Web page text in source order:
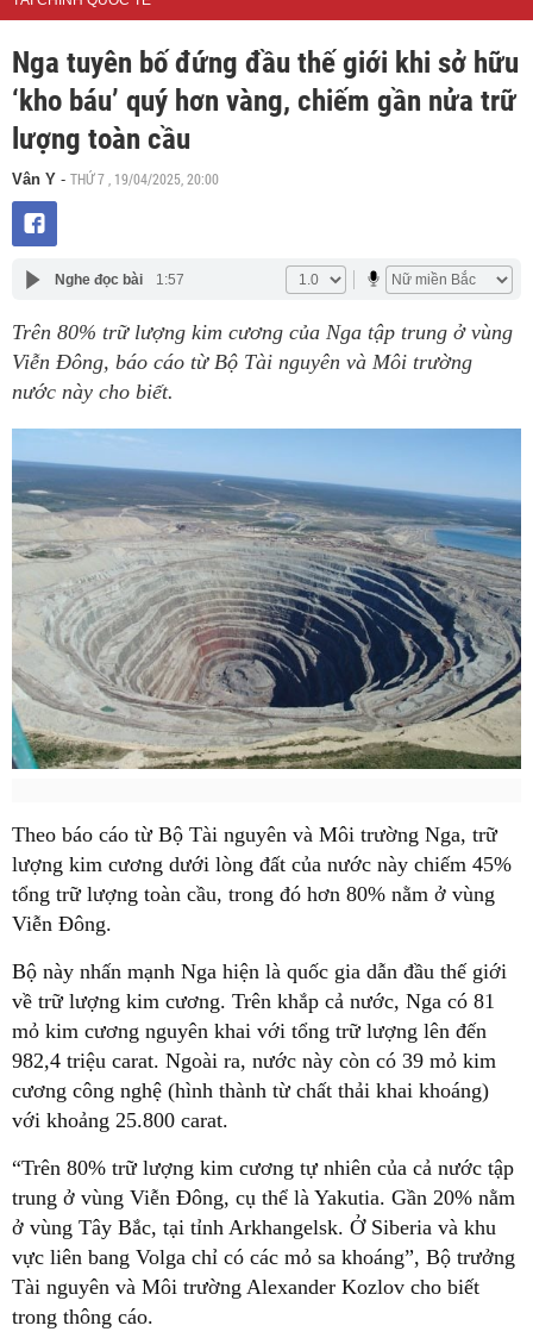
Nga tuyên bố đứng đầu thế giới khi sở hữu
‘kho báu’ quý hơn vàng, chiếm gần nửa trữ
lượng toàn cầu
Vân Y - THỨ 7 , 19/04/2025, 20:00
Nghe đọc bài 1:57
Trên 80% trữ lượng kim cương của Nga tập trung ở vùng
Viễn Đông, báo cáo từ Bộ Tài nguyên và Môi trường
nước này cho biết.
Theo báo cáo từ Bộ Tài nguyên và Môi trường Nga, trữ
lượng kim cương dưới lòng đất của nước này chiếm 45%
tổng trữ lượng toàn cầu, trong đó hơn 80% nằm ở vùng
Viễn Đông.
Bộ này nhấn mạnh Nga hiện là quốc gia dẫn đầu thế giới
về trữ lượng kim cương. Trên khắp cả nước, Nga có 81
mỏ kim cương nguyên khai với tổng trữ lượng lên đến
982,4 triệu carat. Ngoài ra, nước này còn có 39 mỏ kim
cương công nghệ (hình thành từ chất thải khai khoáng)
với khoảng 25.800 carat.
“Trên 80% trữ lượng kim cương tự nhiên của cả nước tập
trung ở vùng Viễn Đông, cụ thể là Yakutia. Gần 20% nằm
ở vùng Tây Bắc, tại tỉnh Arkhangelsk. Ở Siberia và khu
vực liên bang Volga chỉ có các mỏ sa khoáng”, Bộ trưởng
Tài nguyên và Môi trường Alexander Kozlov cho biết
trong thông cáo.